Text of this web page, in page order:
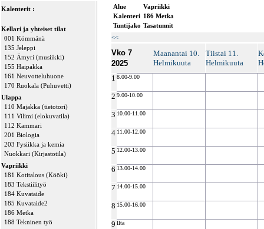
Kalenterit :
Kellari ja yhteiset tilat
001 Kömmänä
135 Jeleppi
152 Ämyri (musiikki)
155 Haipakka
161 Neuvotteluhuone
170 Ruokala (Puhuvetti)
Ulappa
110 Majakka (tietotori)
111 Vilimi (elokuvatila)
112 Kammari
201 Biologia
203 Fysiikka ja kemia
Nuokkari (Kirjastotila)
Vapriikki
181 Kotitalous (Kööki)
183 Tekstiilityö
184 Kuvataide
185 Kuvataide2
186 Metka
188 Tekninen työ
Alue
Vapriikki
Kalenteri 186 Metka
Tuntijako Tasatunnit
<<
Vko 7
2025
Maanantai 10.
Helmikuuta
Tiistai 11.
Helmikuuta
1 8.00-9.00
2 9.00-10.00
3 10.00-11.00
4 11.00-12.00
5 12.00-13.00
6 13.00-14.00
7 14.00-15.00
8 15.00-16.00
9 Ilta